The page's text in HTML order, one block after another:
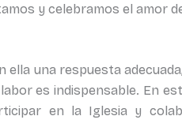
y celebramos el amor
una respuesta adecuada,
es indispensable. En
en la Iglesia y